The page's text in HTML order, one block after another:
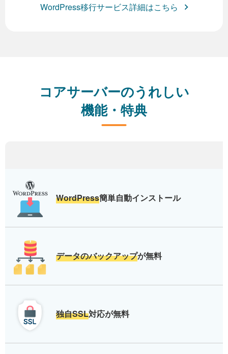
WordPress移行サービス詳細はこちら
コアサーバーのうれしい
機能・特典
WordPress簡単自動インストール
データのバックアップが無料
独自SSL対応が無料